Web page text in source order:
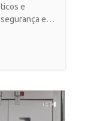
e
e